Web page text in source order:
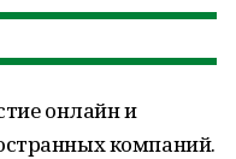
онлайн и
компаний.